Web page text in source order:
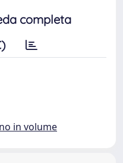
completa
in volume